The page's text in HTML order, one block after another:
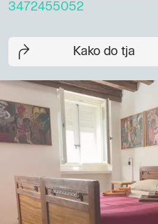
3472455052
Kako do tja